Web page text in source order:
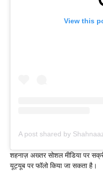
View this
शहनाज़ अख्तर सोशल मीडिया पर
यूट्यूब पर फॉलो किया जा सकता है।